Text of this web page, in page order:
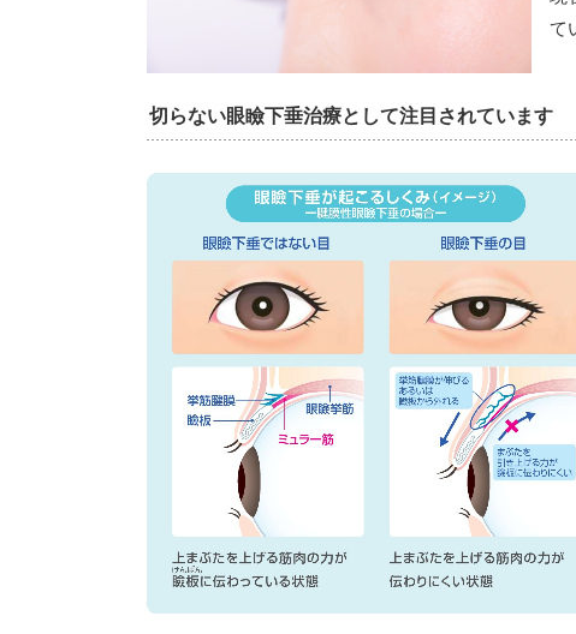
て
切らない眼瞼下垂治療として注目されています